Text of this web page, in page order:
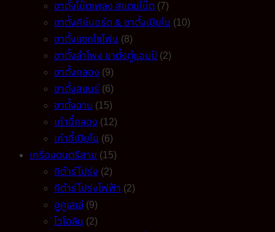
ขาตั้งโน๊ตเพลง สแตนโน๊ต (7)
ขาตั้งคีย์บอร์ด & ขาตั้งเปียโน (10)
ขาตั้งแซกโซโฟน (8)
ขาตั้งลำโพง ขาตั้งตู้แอมป์ (2)
ขาตั้งกลอง (9)
ขาตั้งสแนร์ (6)
ขาตั้งฉาบ (15)
เก้าอี้กลอง (12)
เก้าอี้เปียโน (6)
เครื่องดนตรีสาย (15)
กีต้าร์โปร่ง (2)
กีต้าร์โปร่งไฟฟ้า (2)
อูคูเลเล่ (9)
ไวโอลิน (2)